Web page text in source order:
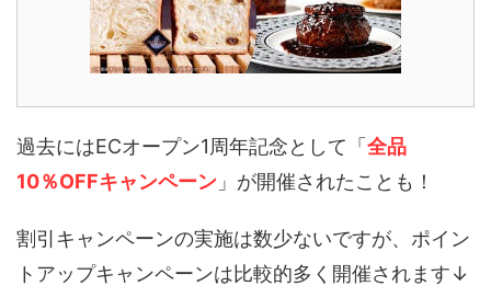
過去にはECオープン1周年記念として「全品
10％OFFキャンペーン 」が開催されたことも！
割引キャンペーンの実施は数少ないですが、ポイン
トアップキャンペーンは比較的多く開催されます↓